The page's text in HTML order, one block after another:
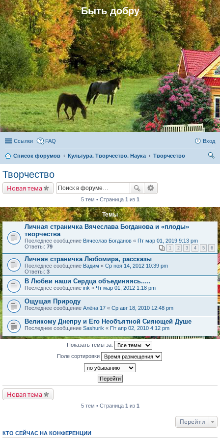
Быть добру
Ссылки FAQ Вход
Список форумов Культура. Творчество. Наука
Творчество
Творчество
Новая тема
5 тем • Страница 1 из 1
Темы
Личная страничка Вячеслава Богданова и «плоды»
творчества
Последнее сообщение Вячеслав Богданов « Пт мар 01, 2019 9:13 pm
Ответы: 79 1 2 3 4 5 6
Личная страничка Любомира, рассказы
Последнее сообщение Вадим « Ср ноя 14, 2012 10:39 pm
Ответы: 3
В Любви наши Сердца объединяясь.....
Последнее сообщение ink « Чт мар 01, 2012 1:18 pm
Ощущая Природу
Последнее сообщение Алёна 17 « Ср авг 18, 2010 12:48 pm
Великому Днепру и Его Необъятной Сияющей Душе
Последнее сообщение Sashurik « Пт апр 02, 2010 4:12 pm
Показать темы за:
Поле сортировки
Новая тема
5 тем • Страница 1 из 1
Перейти
КТО СЕЙЧАС НА КОНФЕРЕНЦИИ